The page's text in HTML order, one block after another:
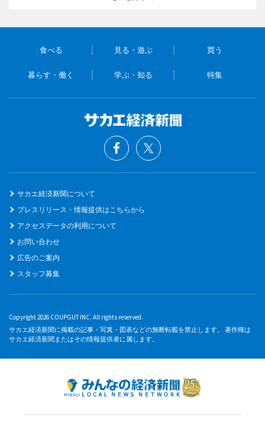
食べる 見る・遊ぶ 買う
暮らす・働く 学ぶ・知る 特集
サカエ経済新聞について
プレスリリース・情報提供はこちらから
アクセスデータの利用について
お問い合わせ
広告のご案内
スタッフ募集
Copyright 2026 COUPGUT INC. All rights reserved.
サカエ経済新聞に掲載の記事・写真・図表などの無断転載を禁止します。 著作権は
サカエ経済新聞またはその情報提供者に属します。